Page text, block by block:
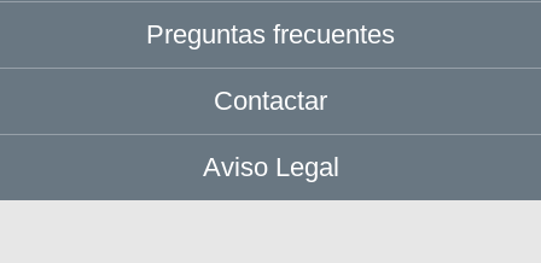
Preguntas frecuentes
Contactar
Aviso Legal